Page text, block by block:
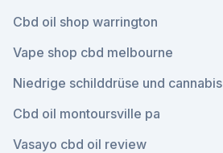
Cbd oil shop warrington
Vape shop cbd melbourne
Niedrige schilddrüse und cannabis
Cbd oil montoursville pa
Vasayo cbd oil review